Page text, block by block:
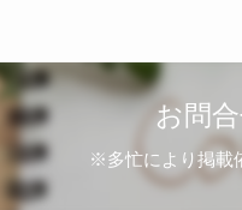
お問
※多忙により掲載